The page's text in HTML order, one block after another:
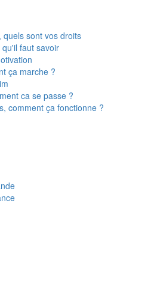
quels sont vos droits
faut savoir
ça marche ?
ca se passe ?
comment ça fonctionne ?